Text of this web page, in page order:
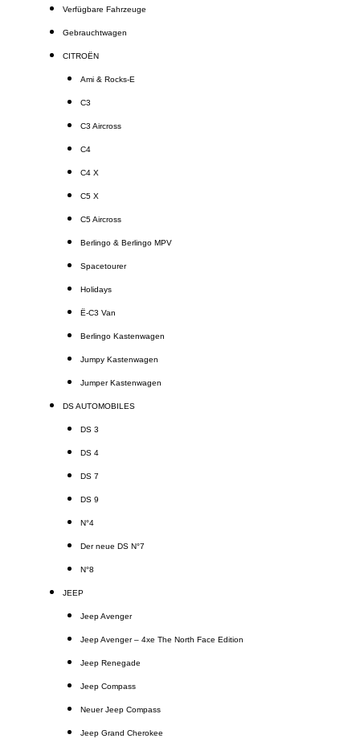
Verfügbare Fahrzeuge
Gebrauchtwagen
CITROËN
Ami & Rocks-E
C3
C3 Aircross
C4
C4 X
C5 X
C5 Aircross
Berlingo & Berlingo MPV
Spacetourer
Holidays
Ë-C3 Van
Berlingo Kastenwagen
Jumpy Kastenwagen
Jumper Kastenwagen
DS AUTOMOBILES
DS 3
DS 4
DS 7
DS 9
N°4
Der neue DS N°7
N°8
JEEP
Jeep Avenger
Jeep Avenger – 4xe The North Face Edition
Jeep Renegade
Jeep Compass
Neuer Jeep Compass
Jeep Grand Cherokee